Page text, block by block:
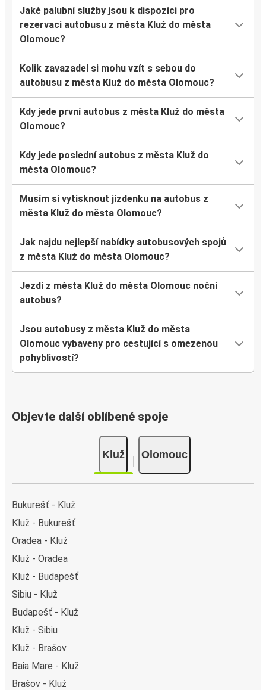
Jaké palubní služby jsou k dispozici pro
rezervaci autobusu z města Kluž do města
Olomouc?
Kolik zavazadel si mohu vzít s sebou do
autobusu z města Kluž do města Olomouc?
Kdy jede první autobus z města Kluž do města
Olomouc?
Kdy jede poslední autobus z města Kluž do
města Olomouc?
Musím si vytisknout jízdenku na autobus z
města Kluž do města Olomouc?
Jak najdu nejlepší nabídky autobusových spojů
z města Kluž do města Olomouc?
Jezdí z města Kluž do města Olomouc noční
autobus?
Jsou autobusy z města Kluž do města
Olomouc vybaveny pro cestující s omezenou
pohyblivostí?
Objevte další oblíbené spoje
Kluž Olomouc
Bukurešť - Kluž
Kluž - Bukurešť
Oradea - Kluž
Kluž - Oradea
Kluž - Budapešť
Sibiu - Kluž
Budapešť - Kluž
Kluž - Sibiu
Kluž - Brašov
Baia Mare - Kluž
Brašov - Kluž